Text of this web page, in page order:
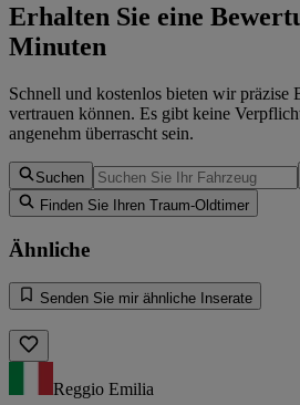
Erhalten Sie eine
Minuten
Schnell und kostenlos bieten wir präzise
vertrauen können. Es gibt keine
angenehm überrascht sein.
Suchen
Finden Sie Ihren Traum-Oldtimer
Ähnliche
Senden Sie mir ähnliche Inserate
Reggio Emilia